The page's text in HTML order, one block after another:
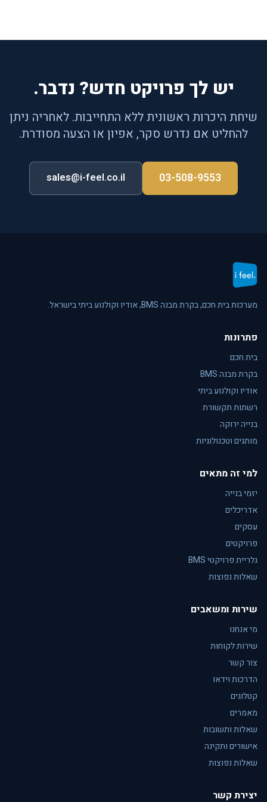
יש לך פרויקט חדש? נדבר.
שיחת היכרות ראשונית ללא התחייבות. לאחריה ניתן
להחליט אם נדרש סקר, אפיון או הצעה מסודרת.
03-508-9553
sales@i-feel.co.il
מערכות בית חכם, בקרת מבנה BMS, אודיו וקולנוע ביתי בישראל.
פתרונות
בית חכם
בקרת מבנה BMS
אודיו וקולנוע ביתי
רשתות תקשורת
בנייה ירוקה
מותגים וטכנולוגיות
למי זה מתאים
יזמי בנייה
אדריכלים
עסקים
פרויקטים
גלריית פרויקטי BMS
שאלות נפוצות
שירות ומשאבים
מי אנחנו
שירות לקוחות
צור קשר
הדרכות וידאו
קטלוגים
מאמרים
שאלות ותשובות
אישורים ותקינה
שאלות נפוצות
יצירת קשר